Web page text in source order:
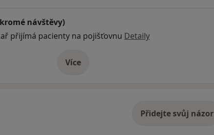
návštěvy)
přijímá pacienty na pojišťovnu Detaily
Víceo adrese
Přidejte svůj názor